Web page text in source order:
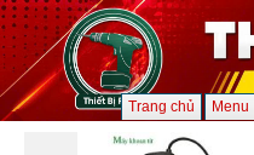
Trang chủ Menu